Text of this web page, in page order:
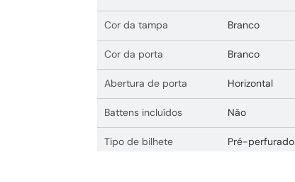
Cor da tampa Branco
Cor da porta Branco
Abertura de porta Horizontal
Battens incluídos Não
Tipo de bilhete Pré-perfurado